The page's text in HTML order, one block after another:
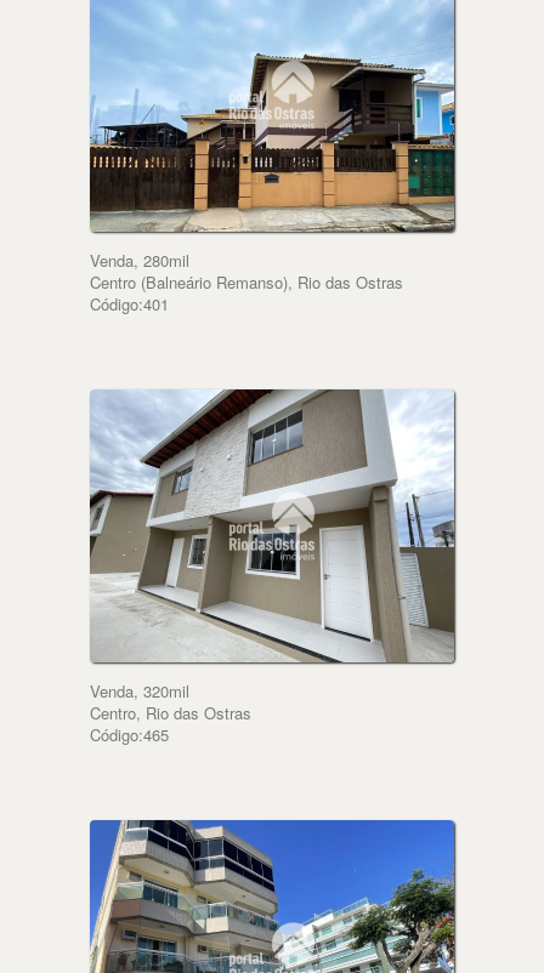
Venda, 280mil
Centro (Balneário Remanso), Rio das Ostras
Código:401
Venda, 320mil
Centro, Rio das Ostras
Código:465